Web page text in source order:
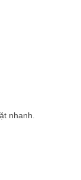
nhanh.